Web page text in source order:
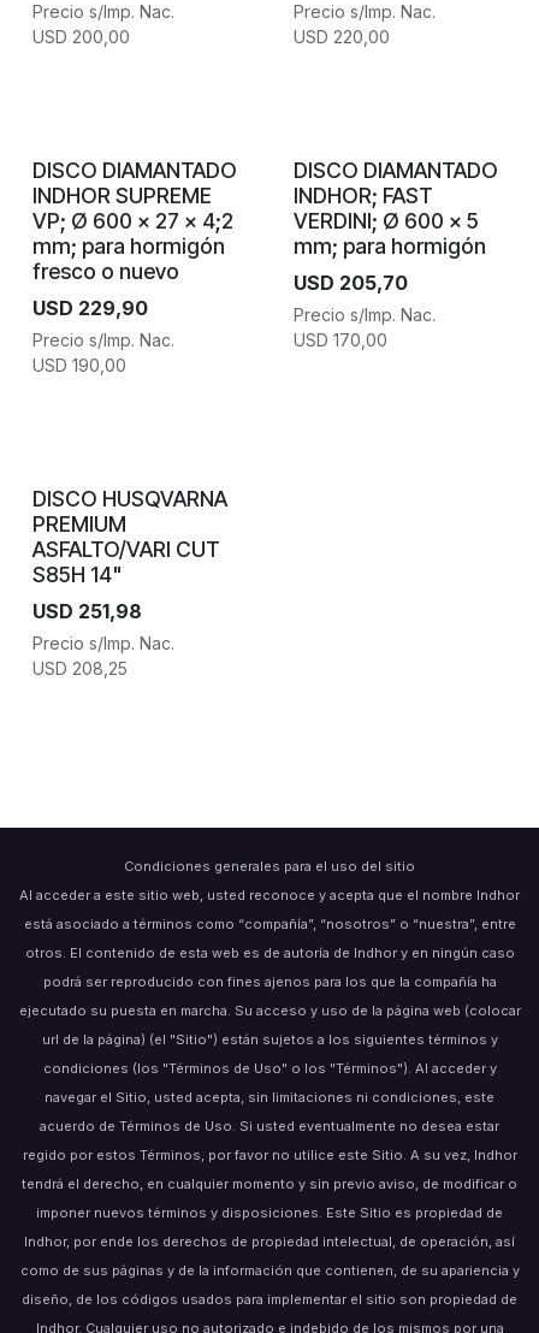
Precio s/Imp. Nac.
USD 200,00
Precio s/Imp. Nac.
USD 220,00
DISCO DIAMANTADO
INDHOR SUPREME
VP; Ø 600 x 27 x 4;2
mm; para hormigón
fresco o nuevo
USD 229,90
Precio s/Imp. Nac.
USD 190,00
DISCO DIAMANTADO
INDHOR; FAST
VERDINI; Ø 600 x 5
mm; para hormigón
USD 205,70
Precio s/Imp. Nac.
USD 170,00
DISCO HUSQVARNA
PREMIUM
ASFALTO/VARI CUT
S85H 14"
USD 251,98
Precio s/Imp. Nac.
USD 208,25
Condiciones generales para el uso del sitio
Al acceder a este sitio web, usted reconoce y acepta que el nombre Indhor
está asociado a términos como “compañía”, “nosotros” o “nuestra”, entre
otros. El contenido de esta web es de autoría de Indhor y en ningún caso
podrá ser reproducido con fines ajenos para los que la compañía ha
ejecutado su puesta en marcha. Su acceso y uso de la página web (colocar
url de la página) (el "Sitio") están sujetos a los siguientes términos y
condiciones (los "Términos de Uso" o los "Términos"). Al acceder y
navegar el Sitio, usted acepta, sin limitaciones ni condiciones, este
acuerdo de Términos de Uso. Si usted eventualmente no desea estar
regido por estos Términos, por favor no utilice este Sitio. A su vez, Indhor
tendrá el derecho, en cualquier momento y sin previo aviso, de modificar o
imponer nuevos términos y disposiciones. Este Sitio es propiedad de
Indhor, por ende los derechos de propiedad intelectual, de operación, así
como de sus páginas y de la información que contienen, de su apariencia y
diseño, de los códigos usados para implementar el sitio son propiedad de
Indhor. Cualquier uso no autorizado e indebido de los mismos por una